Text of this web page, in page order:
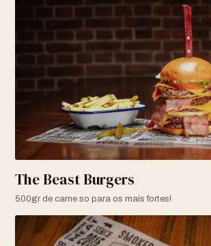
The Beast Burgers
500gr de carne so para os mais fortes!